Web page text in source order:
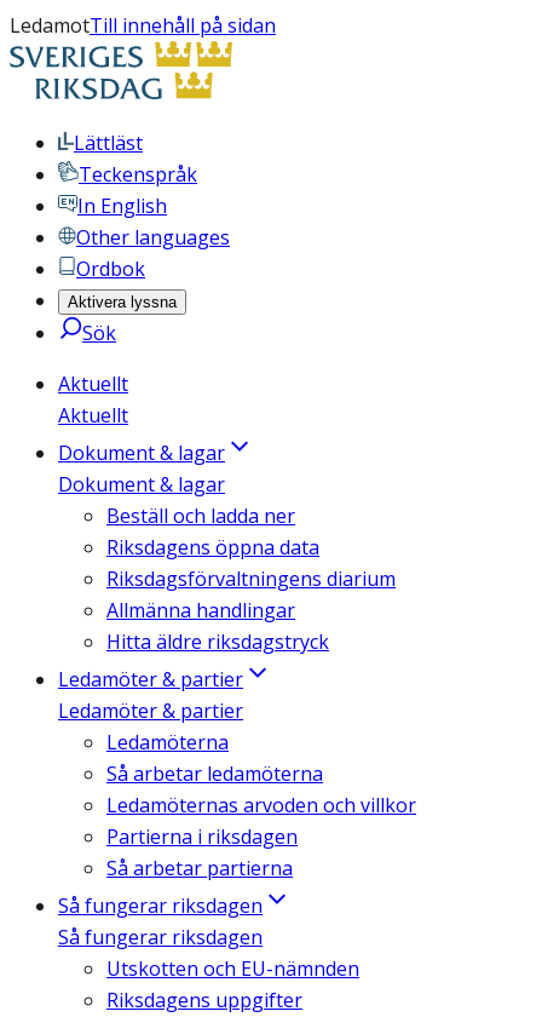
LedamotTill innehåll på sidan
Lättläst
Teckenspråk
In English
Other languages
Ordbok
Aktivera lyssna
Sök
Aktuellt
Aktuellt
Dokument & lagar
Dokument & lagar
Beställ och ladda ner
Riksdagens öppna data
Riksdagsförvaltningens diarium
Allmänna handlingar
Hitta äldre riksdagstryck
Ledamöter & partier
Ledamöter & partier
Ledamöterna
Så arbetar ledamöterna
Ledamöternas arvoden och villkor
Partierna i riksdagen
Så arbetar partierna
Så fungerar riksdagen
Så fungerar riksdagen
Utskotten och EU-nämnden
Riksdagens uppgifter